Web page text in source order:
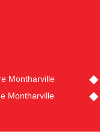
Montharville
Montharville